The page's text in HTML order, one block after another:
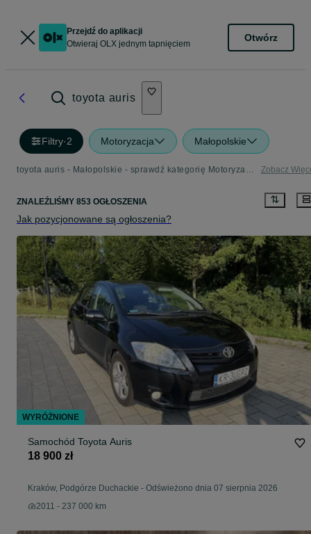
Przejdź do aplikacji
Otwieraj OLX jednym tapnięciem
Otwórz
toyota auris
Filtry·2 Motoryzacja Małopolskie
toyota auris - Małopolskie - sprawdź kategorię Motoryzacja Zobacz
ZNALEŹLIŚMY 853 OGŁOSZENIA
Jak pozycjonowane są ogłoszenia?
Samochód Toyota Auris
18 900 zł
Kraków, Podgórze Duchackie - Odświeżono dnia 07 sierpnia 2026
2011 - 237 000 km
WYRÓŻNIONE